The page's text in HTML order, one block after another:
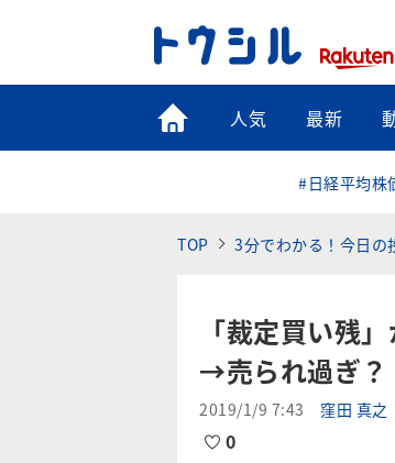
トップ
人気 最新
#日経平均株
TOP 3分でわかる！今日の
「裁定買い残
→売られ過ぎ？
2019/1/9 7:43 窪田 真之
0